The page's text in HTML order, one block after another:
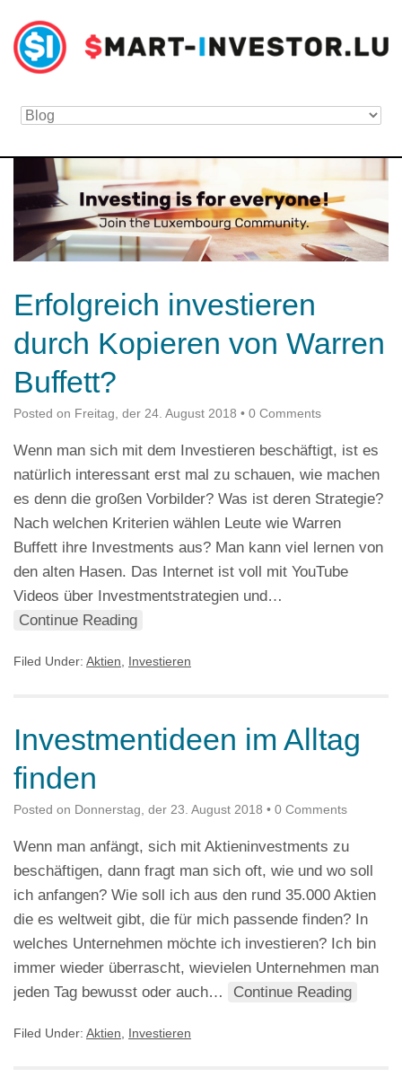
Erfolgreich investieren
durch Kopieren von Warren
Buffett?
Posted on Freitag, der 24. August 2018 • 0 Comments
Wenn man sich mit dem Investieren beschäftigt, ist es
natürlich interessant erst mal zu schauen, wie machen
es denn die großen Vorbilder? Was ist deren Strategie?
Nach welchen Kriterien wählen Leute wie Warren
Buffett ihre Investments aus? Man kann viel lernen von
den alten Hasen. Das Internet ist voll mit YouTube
Videos über Investmentstrategien und…
Continue Reading
Filed Under: Aktien Investieren
Investmentideen im Alltag
finden
Posted on Donnerstag, der 23. August 2018 • 0 Comments
Wenn man anfängt, sich mit Aktieninvestments zu
beschäftigen, dann fragt man sich oft, wie und wo soll
ich anfangen? Wie soll ich aus den rund 35.000 Aktien
die es weltweit gibt, die für mich passende finden? In
welches Unternehmen möchte ich investieren? Ich bin
immer wieder überrascht, wievielen Unternehmen man
jeden Tag bewusst oder auch…
Continue Reading
Filed Under: Aktien Investieren